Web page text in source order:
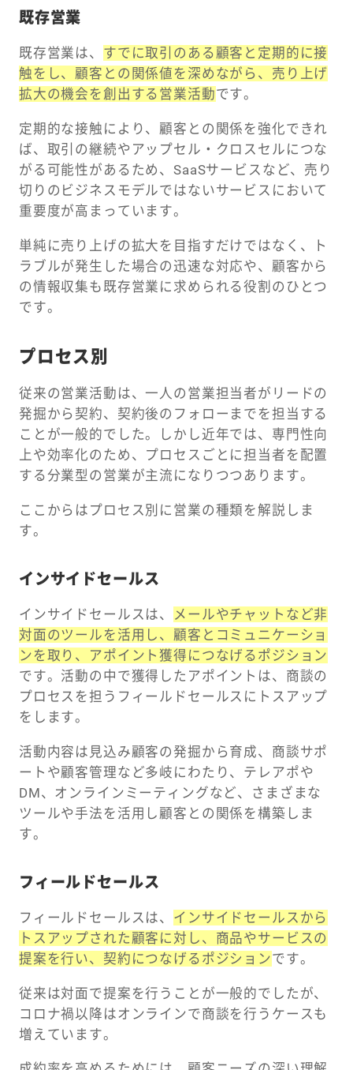
既存営業
既存営業は、 すでに取引のある顧客と定期的に接
触をし、顧客との関係値を深めながら、売り上げ
拡大の機会を創出する営業活動です。
定期的な接触により、顧客との関係を強化できれ
ば、取引の継続やアップセル・クロスセルにつな
がる可能性があるため、SaaSサービスなど、売り
切りのビジネスモデルではないサービスにおいて
重要度が高まっています。
単純に売り上げの拡大を目指すだけではなく、ト
ラブルが発生した場合の迅速な対応や、顧客から
の情報収集も既存営業に求められる役割のひとつ
です。
プロセス別
従来の営業活動は、一人の営業担当者がリードの
発掘から契約、契約後のフォローまでを担当する
ことが一般的でした。しかし近年では、専門性向
上や効率化のため、プロセスごとに担当者を配置
する分業型の営業が主流になりつつあります。
ここからはプロセス別に営業の種類を解説しま
す。
インサイドセールス
インサイドセールスは、
メールやチャットなど非
対面のツールを活用し、顧客とコミュニケーショ
ンを取り、アポイント獲得につなげるポジション
です。活動の中で獲得したアポイントは、商談の
プロセスを担うフィールドセールスにトスアップ
をします。
活動内容は見込み顧客の発掘から育成、商談サポ
ートや顧客管理など多岐にわたり、テレアポや
DM、オンラインミーティングなど、さまざまな
ツールや手法を活用し顧客との関係を構築しま
す。
フィールドセールス
フィールドセールスは、 インサイドセールスから
トスアップされた顧客に対し、商品やサービスの
提案を行い、契約につなげるポジションです。
従来は対面で提案を行うことが一般的でしたが、
コロナ禍以降はオンラインで商談を行うケースも
増えています。